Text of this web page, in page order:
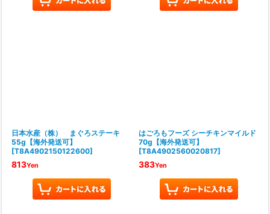
日本水産（株） まぐろステーキ
55g【海外発送可】
[T8A4902150122600]
813Yen
はごろもフーズ シーチキンマイルド
70g【海外発送可】
[T8A4902560020817]
383Yen